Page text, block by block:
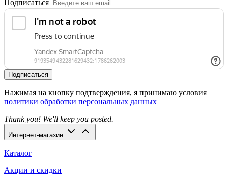
Подписаться
Подписаться
Нажимая на кнопку подтверждения, я принимаю условия
политики обработки персональных данных
Thank you! We'll keep you posted.
Интернет-магазин
Каталог
Акции и скидки